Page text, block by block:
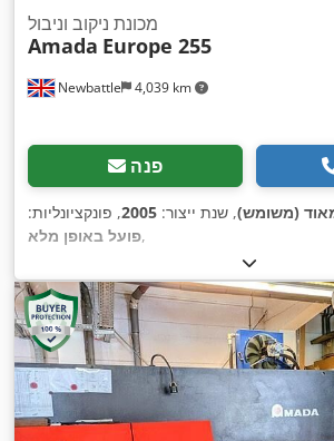
Newbattle 4,039 km
מכונת ניקוב וניבול
Amada Europe 255
פנה
(משומש), שנת ייצור: 2005, פונקציונליות:
פועל באופן מלא,